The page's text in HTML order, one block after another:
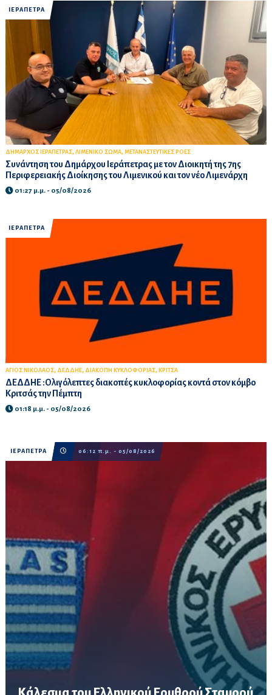
ΙΕΡΑΠΕΤΡΑ
ΔΗΜΑΡΧΟΣ ΙΕΡΑΠΕΤΡΑΣ, ΛΙΜΕΝΙΚΟ ΣΩΜΑ, ΜΕΤΑΝΑΣΤΕΥΤΙΚΕΣ ΡΟΕΣ
Συνάντηση του Δημάρχου Ιεράπετρας με τον Διοικητή της 7ης
Περιφερειακής Διοίκησης του Λιμενικού και τον νέο Λιμενάρχη
01:27 μ.μ. - 05/08/2026
ΙΕΡΑΠΕΤΡΑ
ΑΓΙΟΣ ΝΙΚΟΛΑΟΣ, ΔΕΔΔΗΕ, ΔΙΑΚΟΠΗ ΚΥΚΛΟΦΟΡΙΑΣ, ΚΡΙΤΣΑ
ΔΕΔΔΗΕ :Ολιγόλεπτες διακοπές κυκλοφορίας κοντά στον κόμβο
Κριτσάς την Πέμπτη
01:18 μ.μ. - 05/08/2026
ΙΕΡΑΠΕΤΡΑ 06:12 π.μ. - 05/08/2026